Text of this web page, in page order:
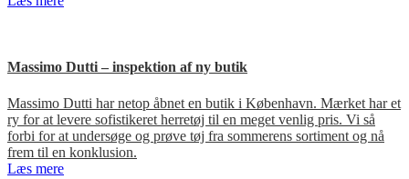
Massimo Dutti – inspektion af ny butik
Massimo Dutti har netop åbnet en butik i København. Mærket har et
ry for at levere sofistikeret herretøj til en meget venlig pris. Vi så
forbi for at undersøge og prøve tøj fra sommerens sortiment og nå
frem til en konklusion.
Læs mere